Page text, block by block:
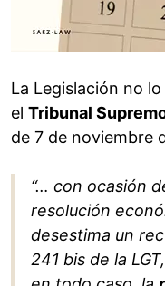
La Legislación no
el Tribunal
de 7 de noviembre
“… con ocasión
resolución
desestima un
241 bis de la